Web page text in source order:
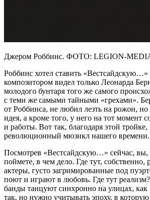
Джером Роббинс. ФОТО: LEGION-
Роббинс хотел ставить «Вестсайдскую…»
композитором видел только Леонарда
молодого бунтаря того же самого
с теми же самыми тайными «грехами».
от Роббинса, не любил лезть на рожон, но
идея, а кроме того, у него на тот момент
и работы. Вот так, благодаря этой
революционный мюзикл нашего времени.
Посмотрев «Вестсайдскую…» сейчас,
поймете, в чем дело. Где тут,
актеры, густо загримированные под
поют и играют в любовь. Где тут
банды танцуют синхронно на улицах, как
так, но нужно учитывать эпоху, в